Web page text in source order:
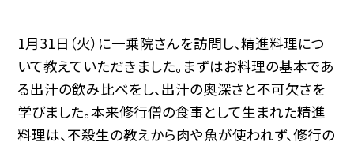
1月31日（火）に一乗院さんを訪問し、精進料理につ
いて教えていただきました。まずはお料理の基本であ
る出汁の飲み比べをし、出汁の奥深さと不可欠さを
学びました。本来修行僧の食事として生まれた精進
料理は、不殺生の教えから肉や魚が使われず、修行の